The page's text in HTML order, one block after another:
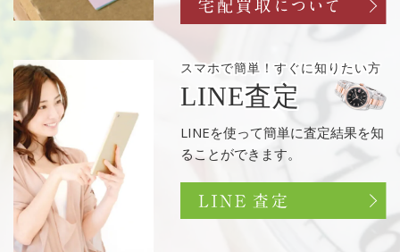
スマホで簡単！ すぐに知りたい方
LINE査定
LINEを使って簡単に査定結果を知
ることができます。